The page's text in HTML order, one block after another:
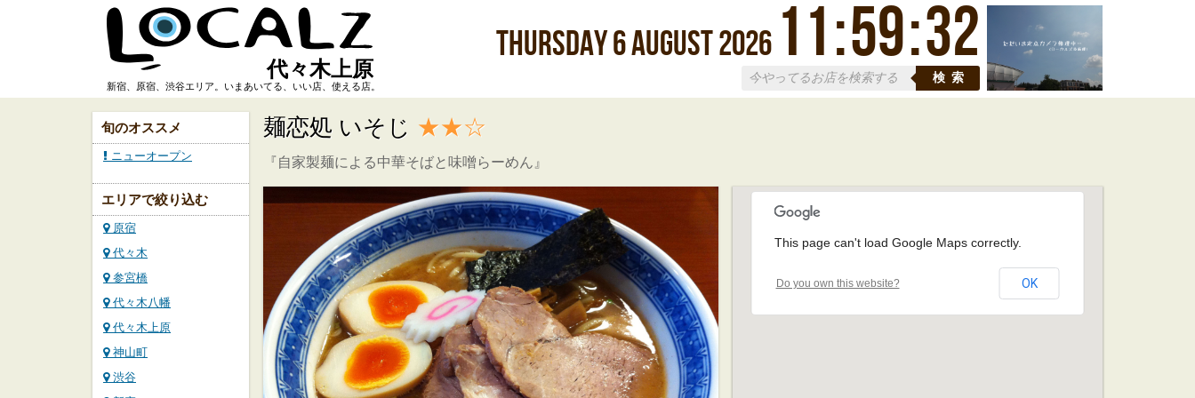
代々木上原
新宿、原宿、渋谷エリア。いまあいてる、いい店、使える店。
Thursday6August2026 11:59:33
検索
旬のオススメ
ニューオープン
エリアで絞り込む
原宿
代々木
参宮橋
代々木八幡
代々木上原
神山町
渋谷
麺恋処 いそじ ★★☆
『自家製麺による中華そばと味噌らーめん』
This page can't load Google Maps correctly.
Do you own this website? OK